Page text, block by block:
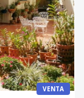
VENTA